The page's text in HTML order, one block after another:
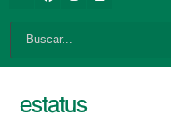
estatus